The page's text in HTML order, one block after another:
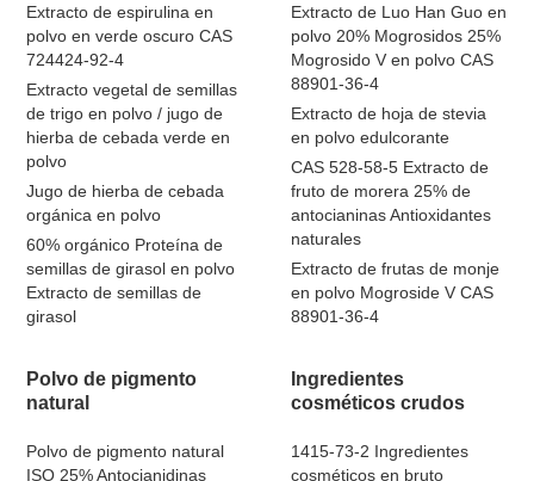
Extracto de espirulina en
polvo en verde oscuro CAS
724424-92-4
Extracto vegetal de semillas
de trigo en polvo / jugo de
hierba de cebada verde en
polvo
Jugo de hierba de cebada
orgánica en polvo
60% orgánico Proteína de
semillas de girasol en polvo
Extracto de semillas de
girasol
Extracto de Luo Han Guo en
polvo 20% Mogrosidos 25%
Mogrosido V en polvo CAS
88901-36-4
Extracto de hoja de stevia
en polvo edulcorante
CAS 528-58-5 Extracto de
fruto de morera 25% de
antocianinas Antioxidantes
naturales
Extracto de frutas de monje
en polvo Mogroside V CAS
88901-36-4
Polvo de pigmento
natural
Polvo de pigmento natural
ISO 25% Antocianidinas
Ingredientes
cosméticos crudos
1415-73-2 Ingredientes
cosméticos en bruto